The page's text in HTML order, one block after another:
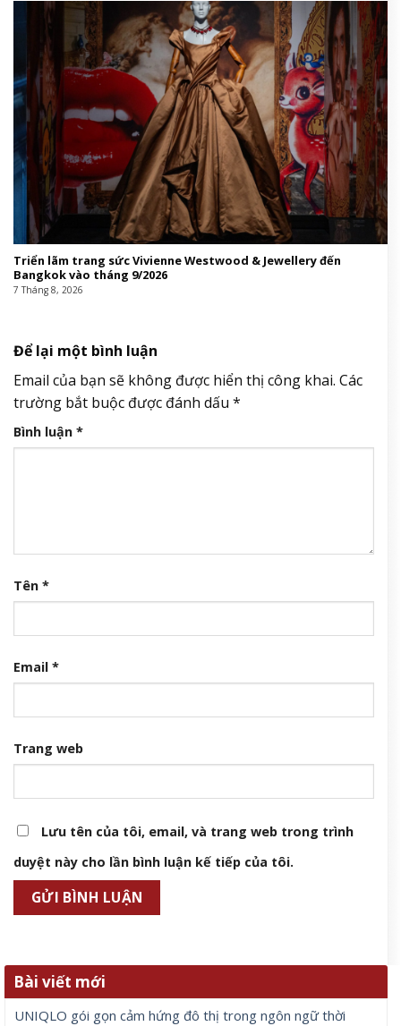
Triển lãm trang sức Vivienne Westwood & Jewellery đến
Bangkok vào tháng 9/2026
7 Tháng 8, 2026
Để lại một bình luận
Email của bạn sẽ không được hiển thị công khai. Các
trường bắt buộc được đánh dấu *
Bình luận *
Tên *
Email *
Trang web
Lưu tên của tôi, email, và trang web trong trình
duyệt này cho lần bình luận kế tiếp của tôi.
Bài viết mới
UNIQLO gói gọn cảm hứng đô thị trong ngôn ngữ thời